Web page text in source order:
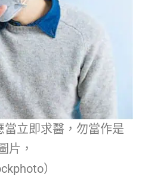
立即求醫，勿當作是
片，
）